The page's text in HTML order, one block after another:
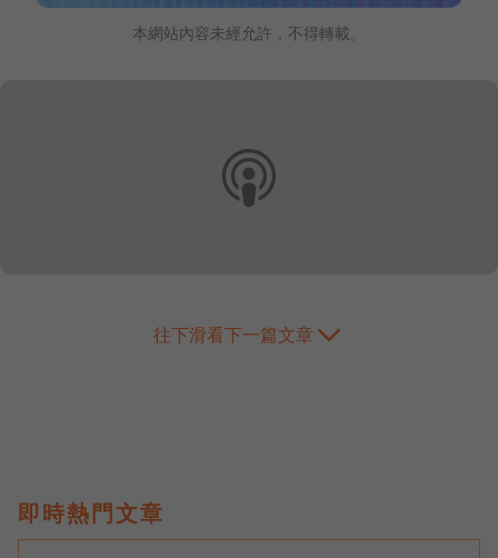
本網站內容未經允許，不得轉載。
往下滑看下一篇文章
即時熱門文章